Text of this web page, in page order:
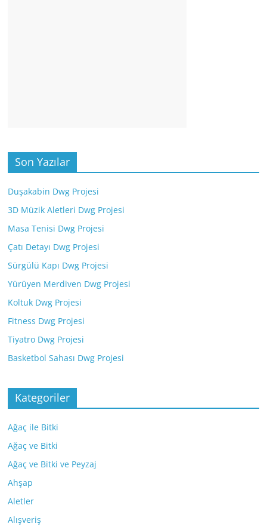
Son Yazılar
Duşakabin Dwg Projesi
3D Müzik Aletleri Dwg Projesi
Masa Tenisi Dwg Projesi
Çatı Detayı Dwg Projesi
Sürgülü Kapı Dwg Projesi
Yürüyen Merdiven Dwg Projesi
Koltuk Dwg Projesi
Fitness Dwg Projesi
Tiyatro Dwg Projesi
Basketbol Sahası Dwg Projesi
Kategoriler
Ağaç ile Bitki
Ağaç ve Bitki
Ağaç ve Bitki ve Peyzaj
Ahşap
Aletler
Alışveriş